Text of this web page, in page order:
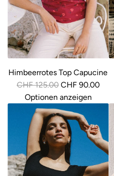
Himbeerrotes Top Capucine
R
r
e
CHF 125.00 CHF 90.00
Optionen anzeigen